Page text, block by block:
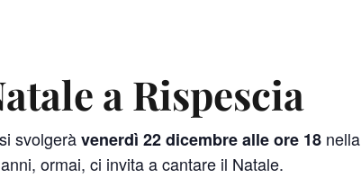
a Rispescia
svolgeràvenerdì 22 dicembre alle ore 18 nella
ormai, ci invita a cantare il Natale.